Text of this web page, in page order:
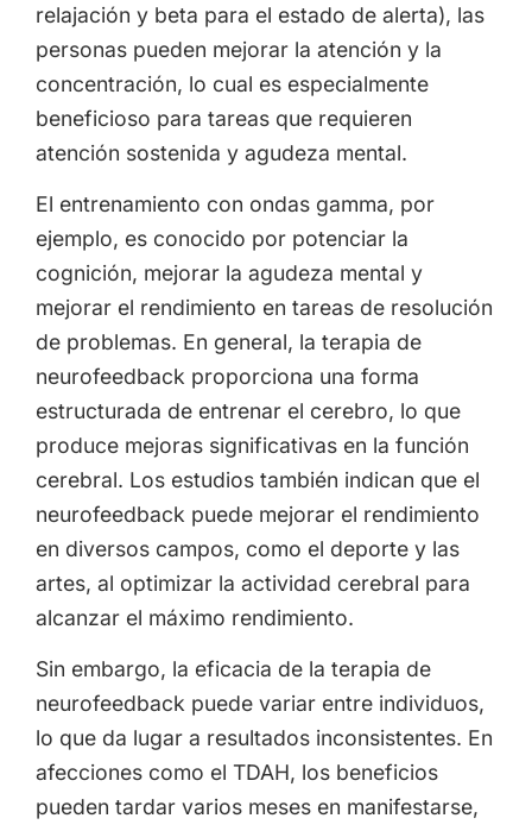
relajación y beta para el estado de alerta), las
personas pueden mejorar la atención y la
concentración, lo cual es especialmente
beneficioso para tareas que requieren
atención sostenida y agudeza mental.
El entrenamiento con ondas gamma, por
ejemplo, es conocido por potenciar la
cognición, mejorar la agudeza mental y
mejorar el rendimiento en tareas de resolución
de problemas. En general, la terapia de
neurofeedback proporciona una forma
estructurada de entrenar el cerebro, lo que
produce mejoras significativas en la función
cerebral. Los estudios también indican que el
neurofeedback puede mejorar el rendimiento
en diversos campos, como el deporte y las
artes, al optimizar la actividad cerebral para
alcanzar el máximo rendimiento.
Sin embargo, la eficacia de la terapia de
neurofeedback puede variar entre individuos,
lo que da lugar a resultados inconsistentes. En
afecciones como el TDAH, los beneficios
pueden tardar varios meses en manifestarse,